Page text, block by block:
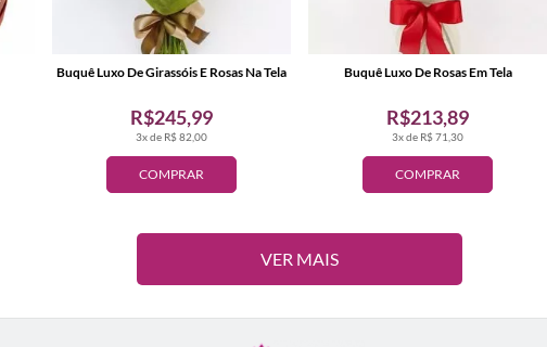
COMPRAR
3x de R$ 82,00
R$245,99
Buquê Luxo De Girassóis E Rosas Na Tela
COMPRAR
3x de R$ 71,30
R$213,89
Buquê Luxo De Rosas Em Tela
VER MAIS